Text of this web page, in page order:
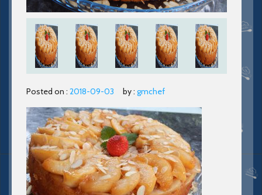
Posted on : 2018-09-03 by : gmchef